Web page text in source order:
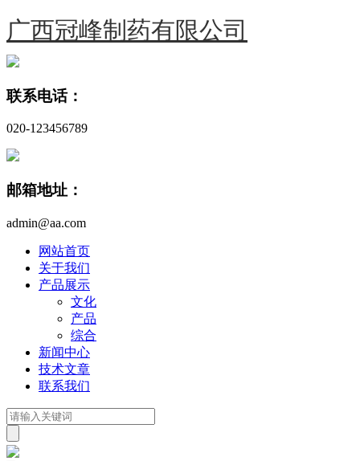
广西冠峰制药有限公司
联系电话：
020-123456789
邮箱地址：
admin@aa.com
网站首页
关于我们
产品展示
文化
产品
综合
新闻中心
技术文章
联系我们